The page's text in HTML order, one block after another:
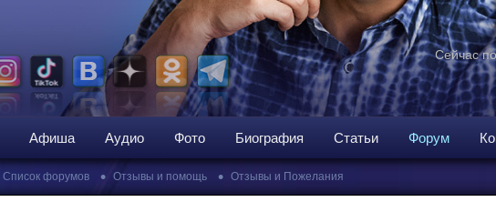
Сейчас
Афиша Аудио Фото Биография Статьи Форум
Список форумов • Отзывы и помощь • Отзывы и Пожелания